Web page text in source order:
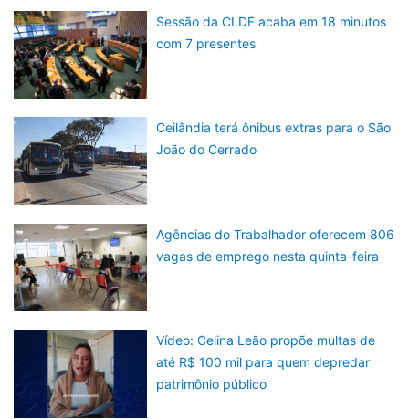
Sessão da CLDF acaba em 18 minutos
com 7 presentes
Ceilândia terá ônibus extras para o São
João do Cerrado
Agências do Trabalhador oferecem 806
vagas de emprego nesta quinta-feira
Vídeo: Celina Leão propõe multas de
até R$ 100 mil para quem depredar
patrimônio público